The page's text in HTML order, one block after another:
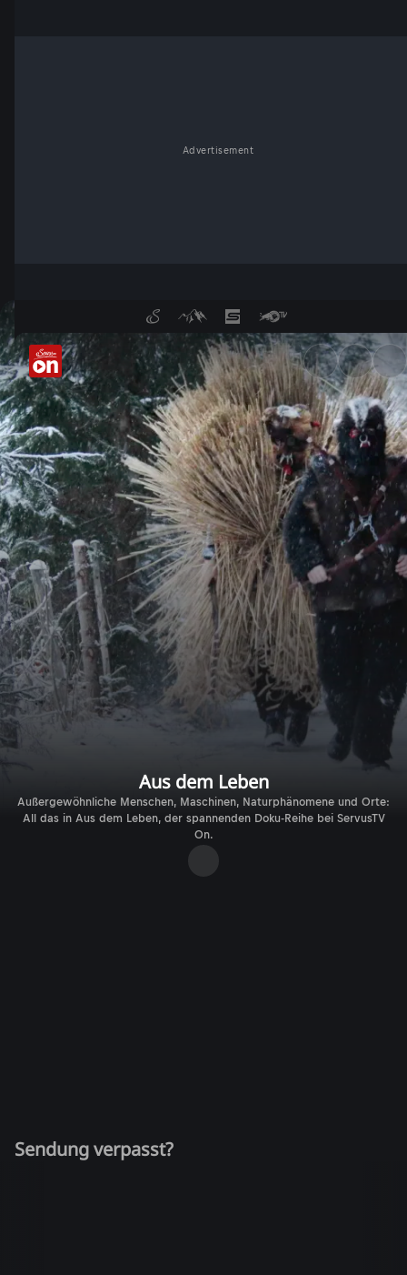
Advertisement
Aus dem Leben - ServusTV
Aus dem Leben
Außergewöhnliche Menschen, Maschinen, Naturphänomene und Orte:
All das in Aus dem Leben, der spannenden Doku-Reihe bei ServusTV
On.
Sendung verpasst?